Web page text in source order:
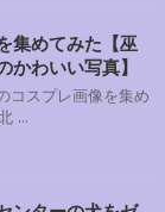
集めてみた【巫
わいい写真】
コスプレ画像を集め
...